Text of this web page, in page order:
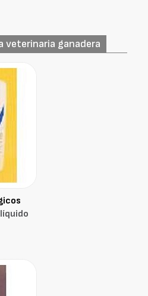
veterinaria ganadera